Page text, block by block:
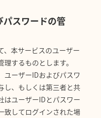
スワードの管
、本サービスのユーザー
するものとします。
ユーザーIDおよびパスワ
し、もしくは第三者と共
はユーザーIDとパスワー
致してログインされた場